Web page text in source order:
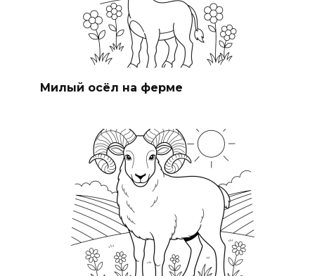
Милый осёл на ферме